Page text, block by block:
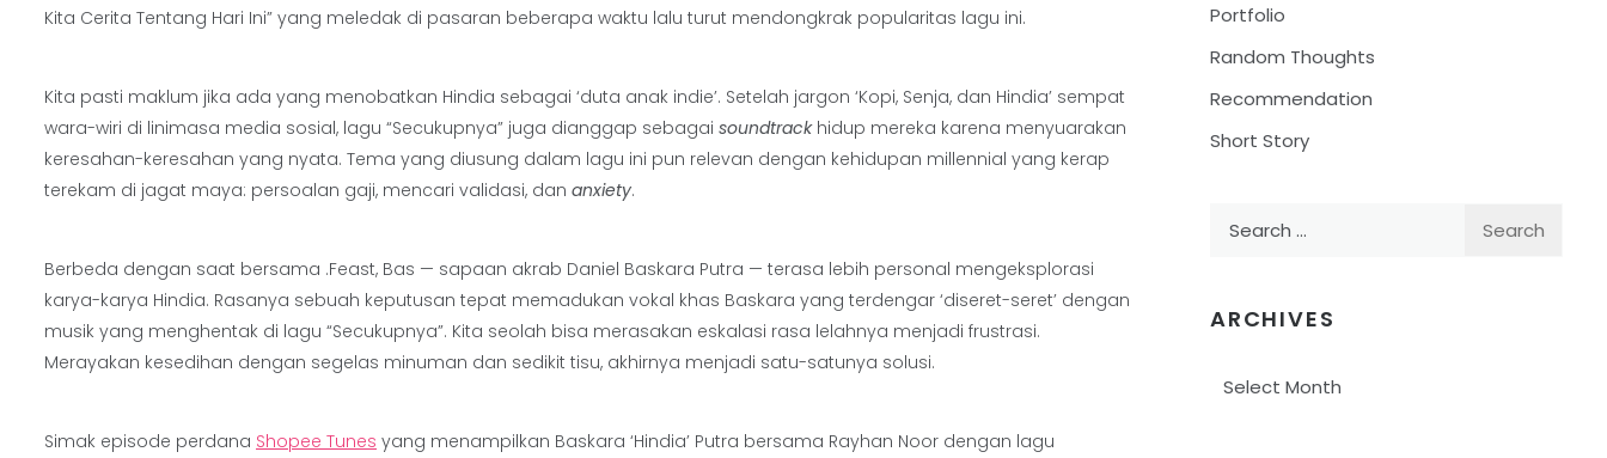
Kita Cerita Tentang Hari Ini” yang meledak di pasaran beberapa waktu lalu turut mendongkrak popularitas lagu ini.
Kita pasti maklum jika ada yang menobatkan Hindia sebagai ‘duta anak indie’. Setelah jargon ‘Kopi, Senja, dan Hindia’ sempat
wara-wiri di linimasa media sosial, lagu “Secukupnya” juga dianggap sebagai soundtrackhidup mereka karena menyuarakan
keresahan-keresahan yang nyata. Tema yang diusung dalam lagu ini pun relevan dengan kehidupan millennial yang kerap
terekam di jagat maya: persoalan gaji, mencari validasi, dan anxiety.
Berbeda dengan saat bersama .Feast, Bas — sapaan akrab Daniel Baskara Putra — terasa lebih personal mengeksplorasi
karya-karya Hindia. Rasanya sebuah keputusan tepat memadukan vokal khas Baskara yang terdengar ‘diseret-seret’ dengan
musik yang menghentak di lagu “Secukupnya”. Kita seolah bisa merasakan eskalasi rasa lelahnya menjadi frustrasi.
Merayakan kesedihan dengan segelas minuman dan sedikit tisu, akhirnya menjadi satu-satunya solusi.
Simak episode perdana Shopee Tunes yang menampilkan Baskara ‘Hindia’ Putra bersama Rayhan Noor dengan lagu
Portfolio
Random Thoughts
Recommendation
Short Story
ARCHIVES